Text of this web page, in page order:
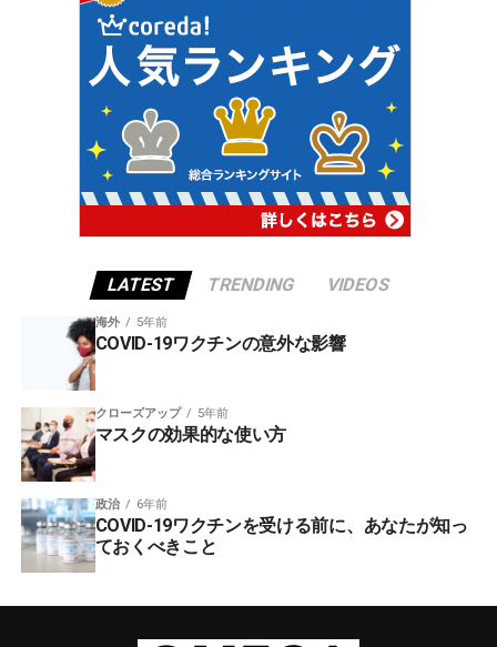
LATEST TRENDING VIDEOS
海外 5年前
COVID-19ワクチンの意外な影響
クローズアップ 5年前
マスクの効果的な使い方
政治 6年前
COVID-19ワクチンを受ける前に、あなたが知っ
ておくべきこと